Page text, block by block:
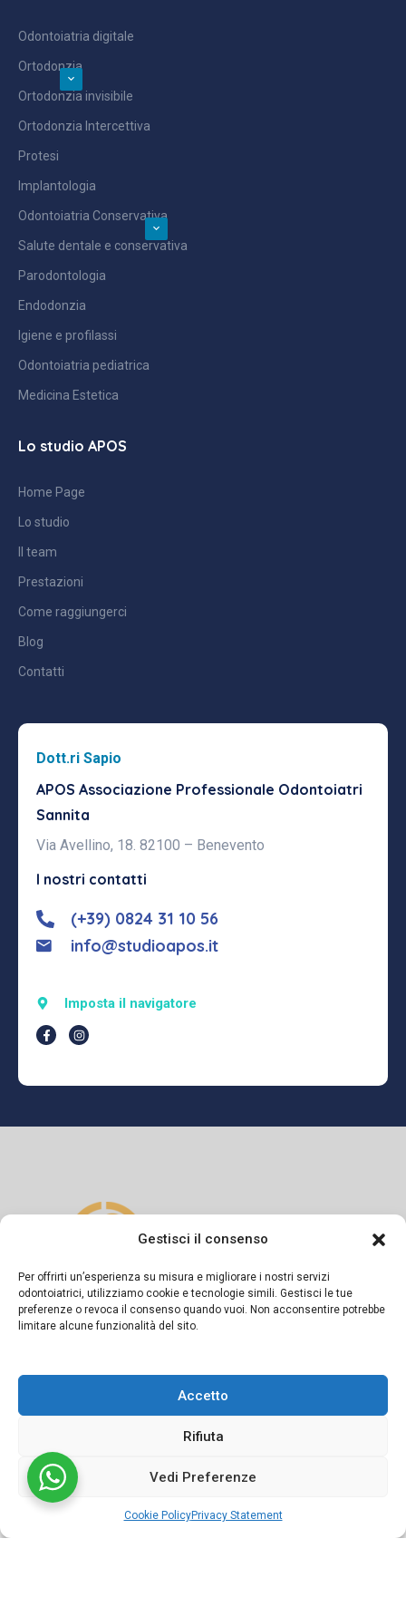
Gestisci il consenso
Per offrirti un’esperienza su misura e migliorare i nostri servizi
odontoiatrici, utilizziamo cookie e tecnologie simili. Gestisci le tue
preferenze o revoca il consenso quando vuoi. Non acconsentire potrebbe
limitare alcune funzionalità del sito.
Accetto
Rifiuta
Vedi Preferenze
Cookie PolicyPrivacy Statement
Odontoiatria digitale
Ortodonzia
Ortodonzia invisibile
Ortodonzia Intercettiva
Protesi
Implantologia
Odontoiatria Conservativa
Salute dentale e conservativa
Parodontologia
Endodonzia
Igiene e profilassi
Odontoiatria pediatrica
Medicina Estetica
Lo studio APOS
Home Page
Lo studio
Il team
Prestazioni
Come raggiungerci
Blog
Contatti
Dott.ri Sapio
APOS Associazione Professionale Odontoiatri
Sannita
Via Avellino, 18. 82100 – Benevento
I nostri contatti
(+39) 0824 31 10 56
info@studioapos.it
Imposta il navigatore
Si dichiara sotto la propria responsabilità che il presente
previsto dagli artt. 55-56-57 del Codice di Deontologia
Medica e dalla Linea Guida del FNOMCeO.
©2024 Studio dentistico APOS Dott.ri Sapio | Powered by